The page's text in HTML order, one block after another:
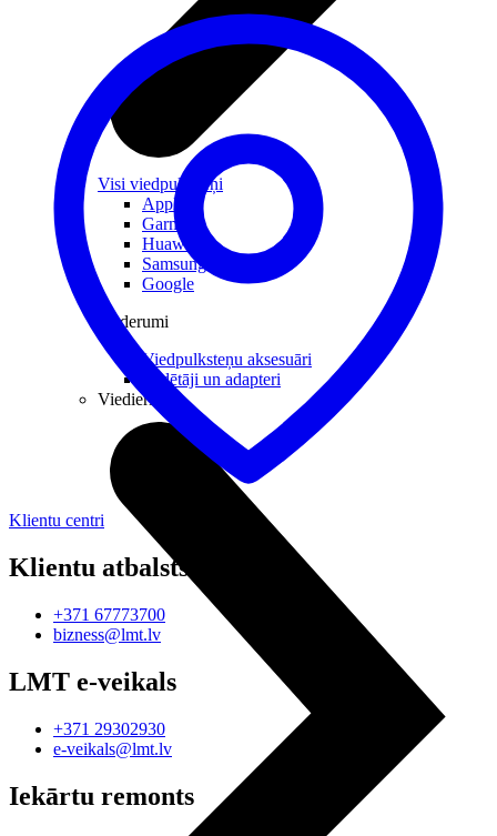
Visi viedpulksteņi
Apple
Garmin
Huawei
Samsung
Google
Piederumi
Viedpulksteņu aksesuāri
Lādētāji un adapteri
Viedierīces
Klientu centri
Klientu atbalsts
+371 67773700
bizness@lmt.lv
LMT e-veikals
+371 29302930
e-veikals@lmt.lv
Iekārtu remonts